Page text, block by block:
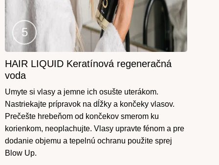
Krok
5
HAIR LIQUID Keratínová regeneračná
voda
Umyte si vlasy a jemne ich osušte uterákom.
Nastriekajte prípravok na dĺžky a končeky vlasov.
Prečešte hrebeňom od končekov smerom ku
korienkom, neoplachujte. Vlasy upravte fénom a pre
dodanie objemu a tepelnú ochranu použite sprej
Blow Up.